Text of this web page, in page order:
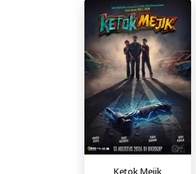
Ketok Mejik